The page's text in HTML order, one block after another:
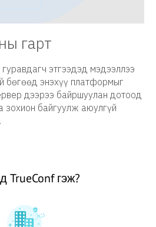
гарт
этгээдэд мэдээллээ
бөгөөд энэхүү платформыг
дээрээ байршуулан дотоод
зохион байгуулж аюулгүй
TrueConf гэж?